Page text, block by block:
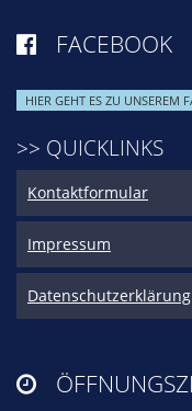
 FACEBOOK
HIER GEHT ES ZU UNSEREM
>> QUICKLINKS
Kontaktformular
Impressum
Datenschutzerklärung
